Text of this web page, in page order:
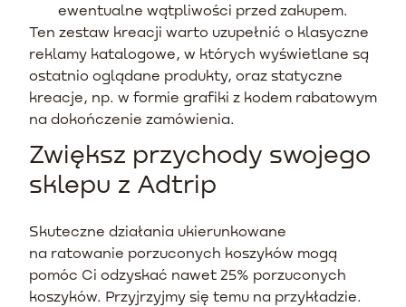
ewentualne wątpliwości przed zakupem.
Ten zestaw kreacji warto uzupełnić o klasyczne
reklamy katalogowe, w których wyświetlane są
ostatnio oglądane produkty, oraz statyczne
kreacje, np. w formie grafiki z kodem rabatowym
na dokończenie zamówienia.
Zwiększ przychody swojego
sklepu z Adtrip
Skuteczne działania ukierunkowane
na ratowanie porzuconych koszyków mogą
pomóc Ci odzyskać nawet 25% porzuconych
koszyków. Przyjrzyjmy się temu na przykładzie.